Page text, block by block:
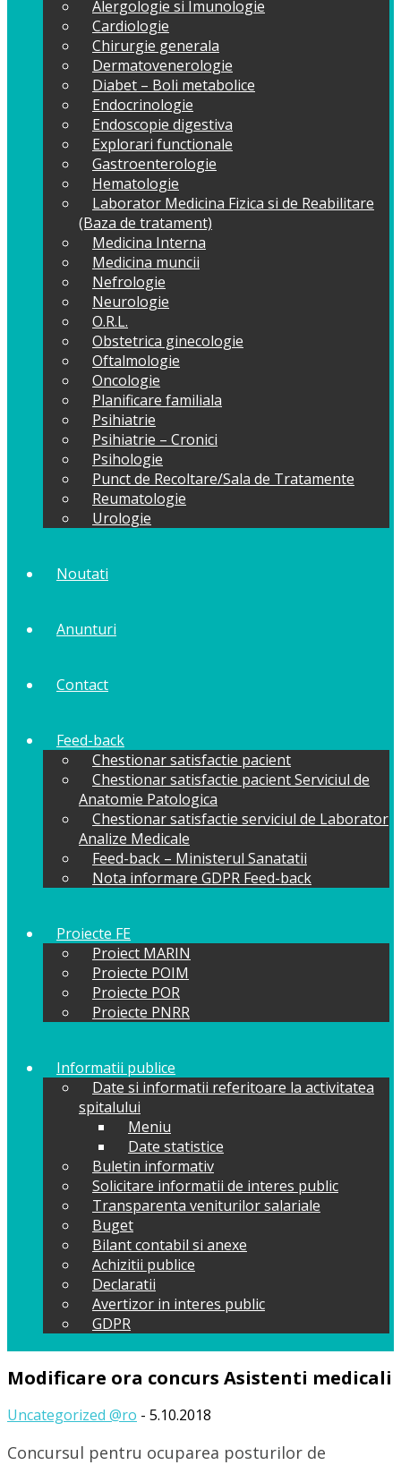
Alergologie si Imunologie
Cardiologie
Chirurgie generala
Dermatovenerologie
Diabet – Boli metabolice
Endocrinologie
Endoscopie digestiva
Explorari functionale
Gastroenterologie
Hematologie
Laborator Medicina Fizica si de Reabilitare
(Baza de tratament)
Medicina Interna
Medicina muncii
Nefrologie
Neurologie
O.R.L.
Obstetrica ginecologie
Oftalmologie
Oncologie
Planificare familiala
Psihiatrie
Psihiatrie – Cronici
Psihologie
Punct de Recoltare/Sala de Tratamente
Reumatologie
Urologie
Noutati
Anunturi
Contact
Feed-back
Chestionar satisfactie pacient
Chestionar satisfactie pacient Serviciul de
Anatomie Patologica
Chestionar satisfactie serviciul de Laborator
Analize Medicale
Feed-back – Ministerul Sanatatii
Nota informare GDPR Feed-back
Proiecte FE
Proiect MARIN
Proiecte POIM
Proiecte POR
Proiecte PNRR
Informatii publice
Date si informatii referitoare la activitatea
spitalului
Meniu
Date statistice
Buletin informativ
Solicitare informatii de interes public
Transparenta veniturilor salariale
Buget
Bilant contabil si anexe
Achizitii publice
Declaratii
Avertizor in interes public
GDPR
Modificare ora concurs Asistenti medicali
Uncategorized @ro - 5.10.2018
Concursul pentru ocuparea posturilor de